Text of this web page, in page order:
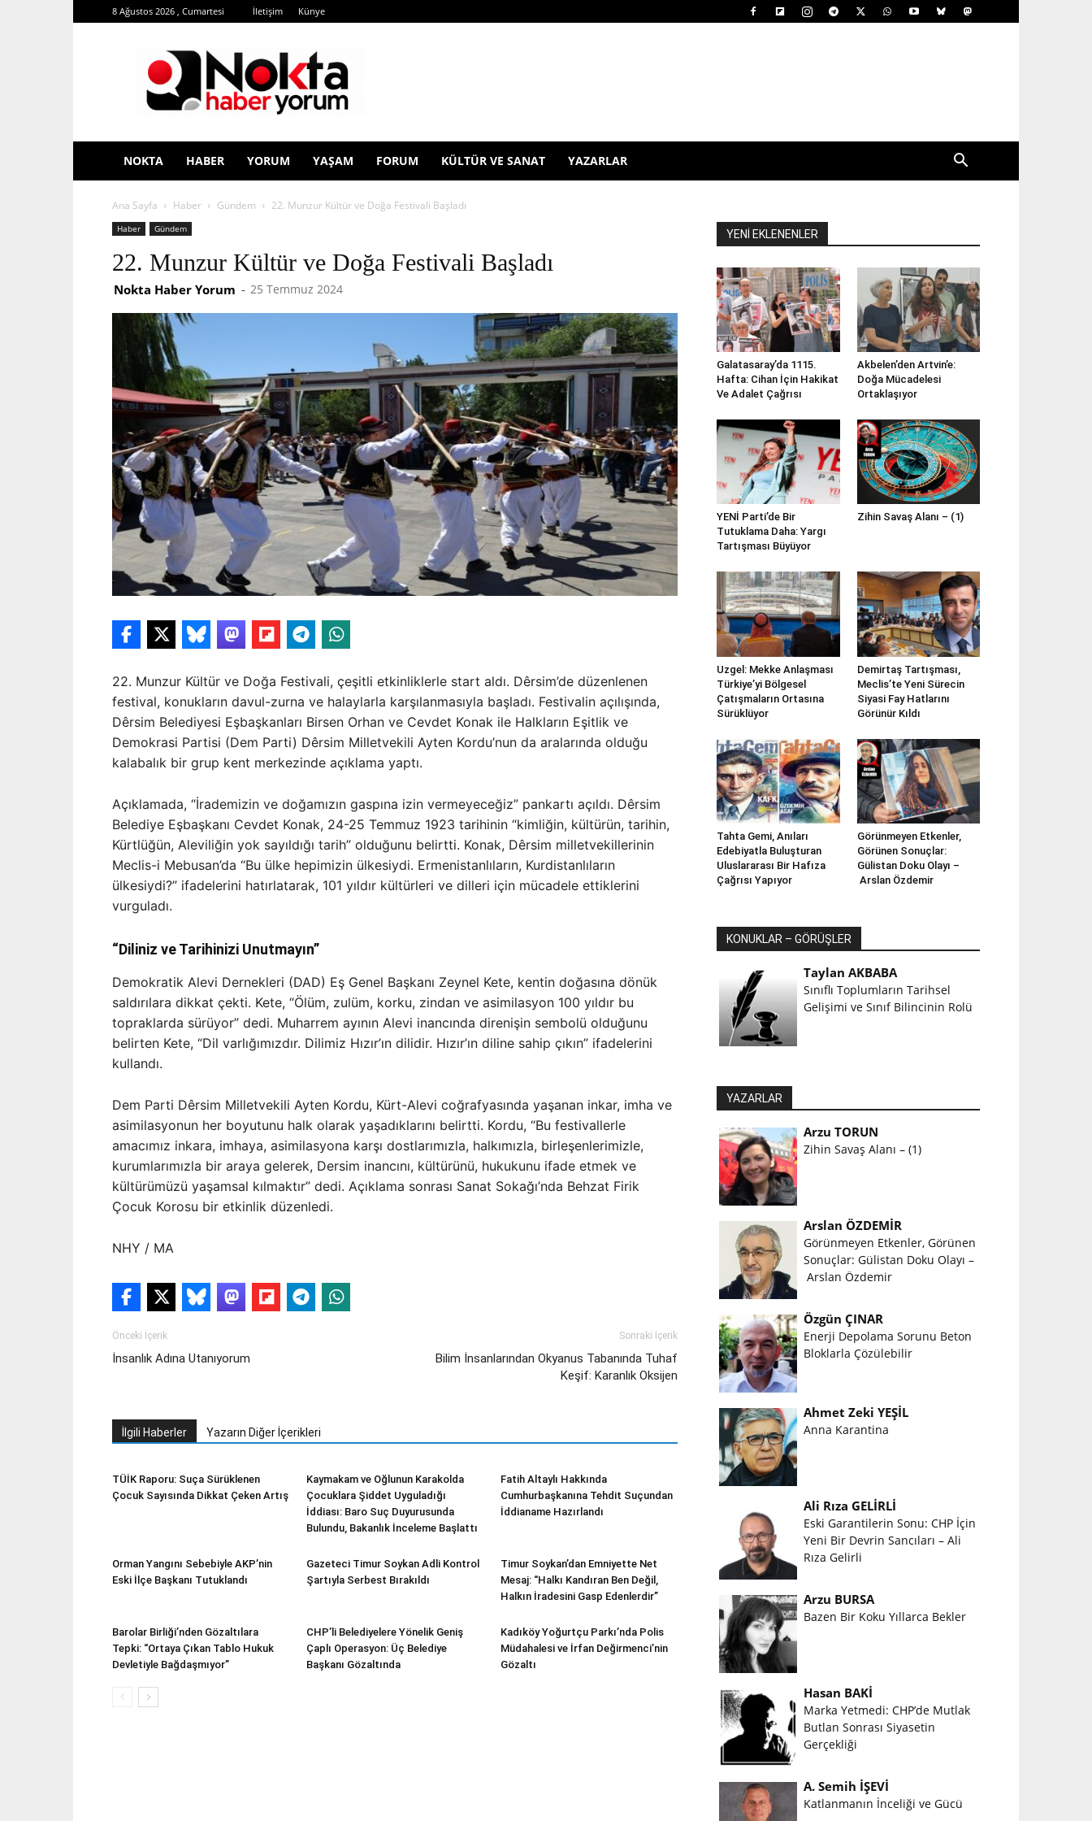
8 Ağustos 2026 , Cumartesi İletişim Künye
Nokta
Haber
Yorum
NOKTA HABER YORUM YAŞAM FORUM KÜLTÜR VE SANAT YAZARLAR
Ana Sayfa Haber Gündem 22. Munzur Kültür ve Doğa Festivali Başladı
Haber Gündem
22. Munzur Kültür ve Doğa Festivali Başladı
Nokta Haber Yorum - 25 Temmuz 2024
22. Munzur Kültür ve Doğa Festivali, çeşitli etkinliklerle start aldı. Dêrsim’de düzenlenen
festival, konukların davul-zurna ve halaylarla karşılanmasıyla başladı. Festivalin açılışında,
Dêrsim Belediyesi Eşbaşkanları Birsen Orhan ve Cevdet Konak ile Halkların Eşitlik ve
Demokrasi Partisi (Dem Parti) Dêrsim Milletvekili Ayten Kordu’nun da aralarında olduğu
kalabalık bir grup kent merkezinde açıklama yaptı.
Açıklamada, “İrademizin ve doğamızın gaspına izin vermeyeceğiz” pankartı açıldı. Dêrsim
Belediye Eşbaşkanı Cevdet Konak, 24-25 Temmuz 1923 tarihinin “kimliğin, kültürün, tarihin,
Kürtlüğün, Aleviliğin yok sayıldığı tarih” olduğunu belirtti. Konak, Dêrsim milletvekillerinin
Meclis-i Mebusan’da “Bu ülke hepimizin ülkesiydi. Ermenistanlıların, Kurdistanlıların
ülkesiydi?” ifadelerini hatırlatarak, 101 yıldır kültürleri ve dilleri için mücadele ettiklerini
vurguladı.
“Diliniz ve Tarihinizi Unutmayın”
Demokratik Alevi Dernekleri (DAD) Eş Genel Başkanı Zeynel Kete, kentin doğasına dönük
saldırılara dikkat çekti. Kete, “Ölüm, zulüm, korku, zindan ve asimilasyon 100 yıldır bu
topraklarda sürüyor” dedi. Muharrem ayının Alevi inancında direnişin sembolü olduğunu
belirten Kete, “Dil varlığımızdır. Dilimiz Hızır’ın dilidir. Hızır’ın diline sahip çıkın” ifadelerini
kullandı.
Dem Parti Dêrsim Milletvekili Ayten Kordu, Kürt-Alevi coğrafyasında yaşanan inkar, imha ve
asimilasyonun her boyutunu halk olarak yaşadıklarını belirtti. Kordu, “Bu festivallerle
amacımız inkara, imhaya, asimilasyona karşı dostlarımızla, halkımızla, birleşenlerimizle,
kurumlarımızla bir araya gelerek, Dersim inancını, kültürünü, hukukunu ifade etmek ve
kültürümüzü yaşamsal kılmaktır” dedi. Açıklama sonrası Sanat Sokağı’nda Behzat Firik
Çocuk Korosu bir etkinlik düzenledi.
NHY / MA
Önceki İçerik
İnsanlık Adına Utanıyorum
Sonraki İçerik
Bilim İnsanlarından Okyanus Tabanında Tuhaf
Keşif: Karanlık Oksijen
İlgili Haberler Yazarın Diğer İçerikleri
TÜİK Raporu: Suça Sürüklenen
Çocuk Sayısında Dikkat Çeken Artış
Kaymakam ve Oğlunun Karakolda
Çocuklara Şiddet Uyguladığı
İddiası: Baro Suç Duyurusunda
Bulundu, Bakanlık İnceleme Başlattı
Fatih Altaylı Hakkında
Cumhurbaşkanına Tehdit Suçundan
İddianame Hazırlandı
Orman Yangını Sebebiyle AKP’nin
Eski İlçe Başkanı Tutuklandı
Gazeteci Timur Soykan Adli Kontrol
Şartıyla Serbest Bırakıldı
Timur Soykan’dan Emniyette Net
Mesaj: “Halkı Kandıran Ben Değil,
Halkın İradesini Gasp Edenlerdir”
Barolar Birliği’nden Gözaltılara
Tepki: “Ortaya Çıkan Tablo Hukuk
Devletiyle Bağdaşmıyor”
CHP’li Belediyelere Yönelik Geniş
Çaplı Operasyon: Üç Belediye
Başkanı Gözaltında
Kadıköy Yoğurtçu Parkı’nda Polis
Müdahalesi ve İrfan Değirmenci’nin
Gözaltı
YENİ EKLENENLER
Galatasaray’da 1115.
Hafta: Cihan İçin Hakikat
Ve Adalet Çağrısı
Akbelen’den Artvin’e:
Doğa Mücadelesi
Ortaklaşıyor
YENİ Parti’de Bir
Tutuklama Daha: Yargı
Tartışması Büyüyor
Zihin Savaş Alanı – (1)
Uzgel: Mekke Anlaşması
Türkiye’yi Bölgesel
Çatışmaların Ortasına
Sürüklüyor
Demirtaş Tartışması,
Meclis’te Yeni Sürecin
Siyasi Fay Hatlarını
Görünür Kıldı
Tahta Gemi, Anıları
Edebiyatla Buluşturan
Uluslararası Bir Hafıza
Çağrısı Yapıyor
Görünmeyen Etkenler,
Görünen Sonuçlar:
Gülistan Doku Olayı –
Arslan Özdemir
KONUKLAR – GÖRÜŞLER
Taylan AKBABA
Sınıflı Toplumların Tarihsel
Gelişimi ve Sınıf Bilincinin Rolü
YAZARLAR
Arzu TORUN
Zihin Savaş Alanı – (1)
Arslan ÖZDEMİR
Görünmeyen Etkenler, Görünen
Sonuçlar: Gülistan Doku Olayı –
Arslan Özdemir
Özgün ÇINAR
Enerji Depolama Sorunu Beton
Bloklarla Çözülebilir
Ahmet Zeki YEŞİL
Anna Karantina
Ali Rıza GELİRLİ
Eski Garantilerin Sonu: CHP İçin
Yeni Bir Devrin Sancıları – Ali
Rıza Gelirli
Arzu BURSA
Bazen Bir Koku Yıllarca Bekler
Hasan BAKİ
Marka Yetmedi: CHP’de Mutlak
Butlan Sonrası Siyasetin
Gerçekliği
A. Semih İŞEVİ
Katlanmanın İnceliği ve Gücü